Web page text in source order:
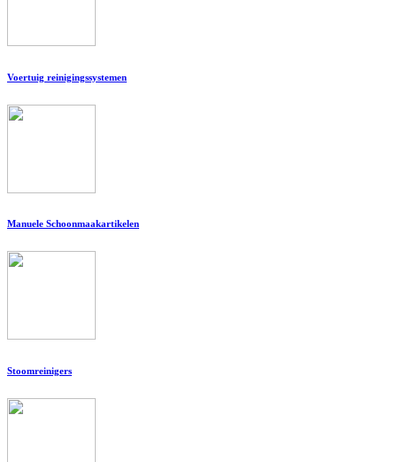
Voertuig reinigingssystemen
Manuele Schoonmaakartikelen
Stoomreinigers